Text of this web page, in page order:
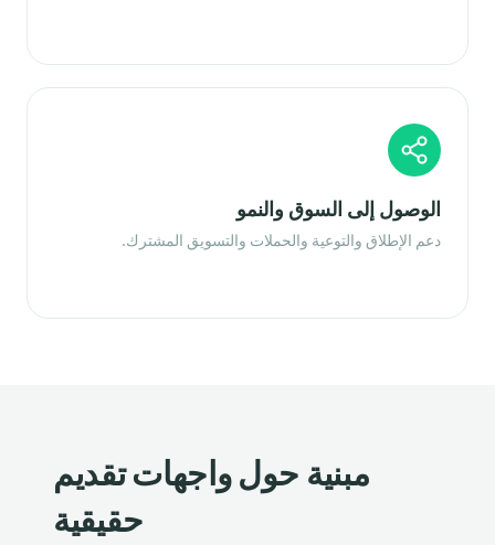
الوصول إلى السوق والنمو
دعم الإطلاق والتوعية والحملات والتسويق المشترك.
مبنية حول واجهات تقديم
حقيقية